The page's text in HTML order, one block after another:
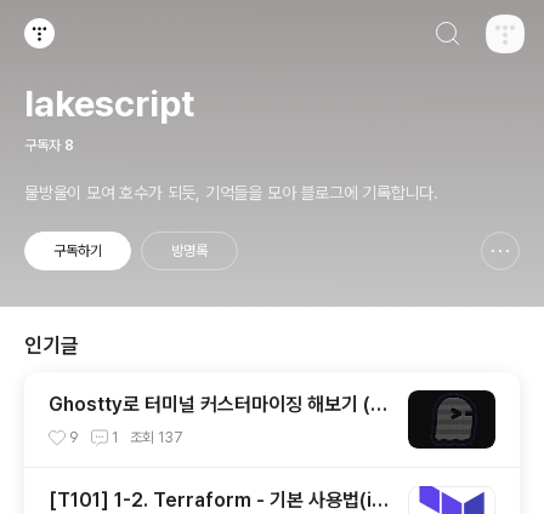
lakescript
구독자 8
물방울이 모여 호수가 되듯, 기억들을 모아 블로그에 기록합니다.
구독하기 방명록
인기글
Ghostty로 터미널 커스터마이징 해보기 (한
글 폰트 적용)
9 1 조회 137
[T101] 1-2. Terraform - 기본 사용법(ini